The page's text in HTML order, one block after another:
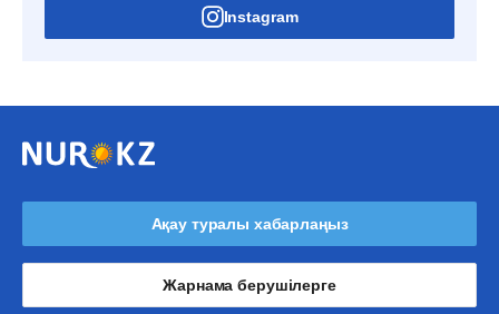
Instagram
Ақау туралы хабарлаңыз
Жарнама берушілерге